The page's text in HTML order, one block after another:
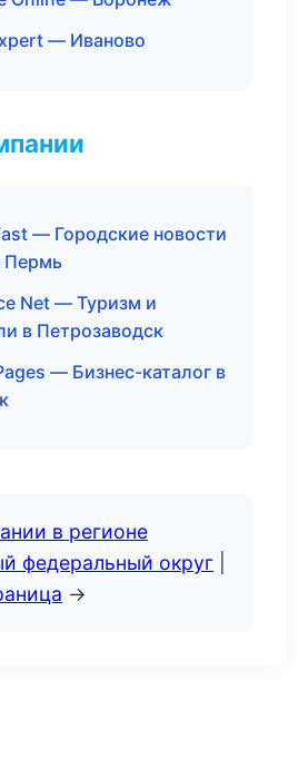
— Иваново
— Городские новости
Пермь
Net — Туризм и
в Петрозаводск
— Бизнес-каталог в
в регионе
федеральный округ
→